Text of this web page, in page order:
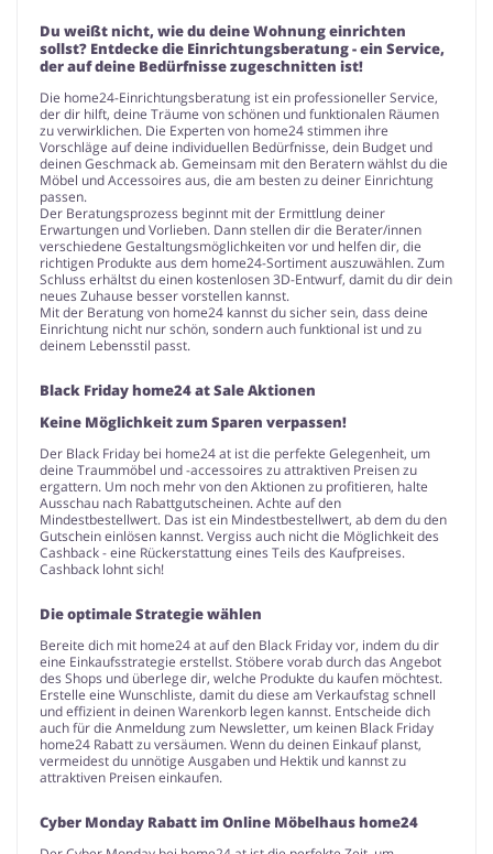
Du weißt nicht, wie du deine Wohnung einrichten
sollst? Entdecke die Einrichtungsberatung - ein Service,
der auf deine Bedürfnisse zugeschnitten ist!
Die home24-Einrichtungsberatung ist ein professioneller Service,
der dir hilft, deine Träume von schönen und funktionalen Räumen
zu verwirklichen. Die Experten von home24 stimmen ihre
Vorschläge auf deine individuellen Bedürfnisse, dein Budget und
deinen Geschmack ab. Gemeinsam mit den Beratern wählst du die
Möbel und Accessoires aus, die am besten zu deiner Einrichtung
passen.
Der Beratungsprozess beginnt mit der Ermittlung deiner
Erwartungen und Vorlieben. Dann stellen dir die Berater/innen
verschiedene Gestaltungsmöglichkeiten vor und helfen dir, die
richtigen Produkte aus dem home24-Sortiment auszuwählen. Zum
Schluss erhältst du einen kostenlosen 3D-Entwurf, damit du dir dein
neues Zuhause besser vorstellen kannst.
Mit der Beratung von home24 kannst du sicher sein, dass deine
Einrichtung nicht nur schön, sondern auch funktional ist und zu
deinem Lebensstil passt.
Black Friday home24 at Sale Aktionen
Keine Möglichkeit zum Sparen verpassen!
Der Black Friday bei home24 at ist die perfekte Gelegenheit, um
deine Traummöbel und -accessoires zu attraktiven Preisen zu
ergattern. Um noch mehr von den Aktionen zu profitieren, halte
Ausschau nach Rabattgutscheinen. Achte auf den
Mindestbestellwert. Das ist ein Mindestbestellwert, ab dem du den
Gutschein einlösen kannst. Vergiss auch nicht die Möglichkeit des
Cashback - eine Rückerstattung eines Teils des Kaufpreises.
Cashback lohnt sich!
Die optimale Strategie wählen
Bereite dich mit home24 at auf den Black Friday vor, indem du dir
eine Einkaufsstrategie erstellst. Stöbere vorab durch das Angebot
des Shops und überlege dir, welche Produkte du kaufen möchtest.
Erstelle eine Wunschliste, damit du diese am Verkaufstag schnell
und effizient in deinen Warenkorb legen kannst. Entscheide dich
auch für die Anmeldung zum Newsletter, um keinen Black Friday
home24 Rabatt zu versäumen. Wenn du deinen Einkauf planst,
vermeidest du unnötige Ausgaben und Hektik und kannst zu
attraktiven Preisen einkaufen.
Cyber Monday Rabatt im Online Möbelhaus home24